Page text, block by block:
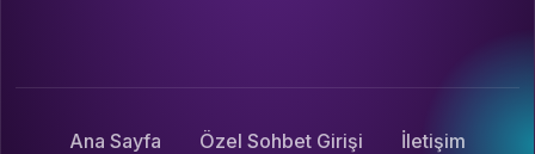
Ana Sayfa Özel Sohbet Girişi İletişim